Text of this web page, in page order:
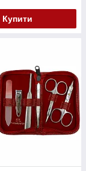
Купити